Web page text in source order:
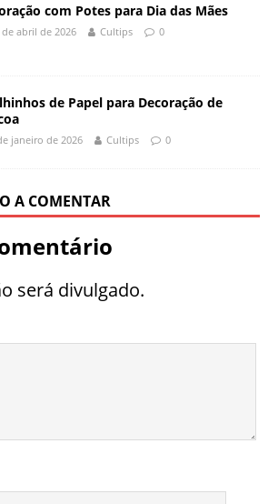
com Potes para Dia das Mães
de abril de 2026 Cultips 0
de Papel para Decoração de
janeiro de 2026 Cultips 0
A COMENTAR
será divulgado.